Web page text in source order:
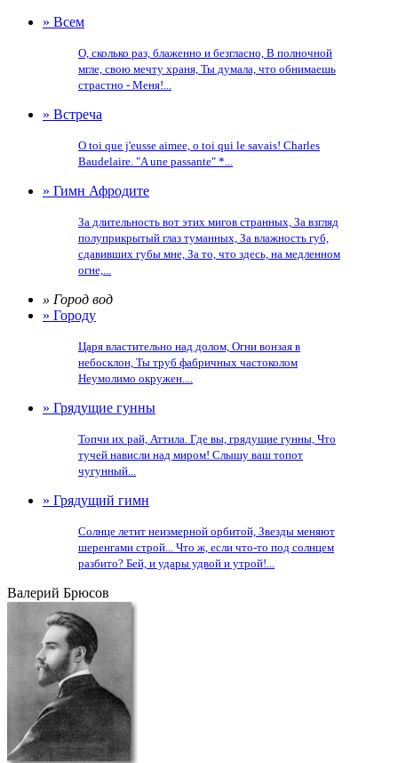
» Всем
О, сколько раз, блаженно и безгласно, В полночной
мгле, свою мечту храня, Ты думала, что обнимаешь
страстно - Меня!...
» Встреча
O toi que j'eusse aimee, o toi qui le savais! Charles
Baudelaire. "A une passante" *...
» Гимн Афродите
За длительность вот этих мигов странных, За взгляд
полуприкрытый глаз туманных, За влажность губ,
сдавивших губы мне, За то, что здесь, на медленном
огне,...
» Город вод
» Городу
Царя властительно над долом, Огни вонзая в
небосклон, Ты труб фабричных частоколом
Неумолимо окружен....
» Грядущие гунны
Топчи их рай, Аттила. Где вы, грядущие гунны, Что
тучей нависли над миром! Слышу ваш топот
чугунный...
» Грядущий гимн
Солнце летит неизмерной орбитой, Звезды меняют
шеренгами строй... Что ж, если что-то под солнцем
разбито? Бей, и удары удвой и утрой!...
Валерий Брюсов